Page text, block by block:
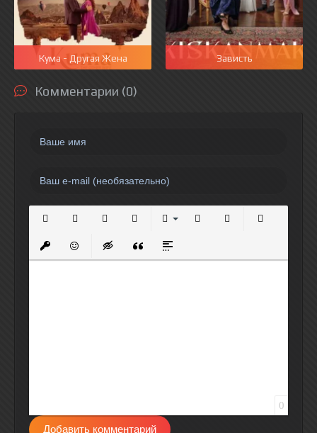
Кума - Другая Жена Зависть
Комментарии (0)
Вставить защищенную ссылку
Вставить смайлик
Вставка скрытого текста
Вставка цитаты
Вставка спойлера
0
Добавить комментарий